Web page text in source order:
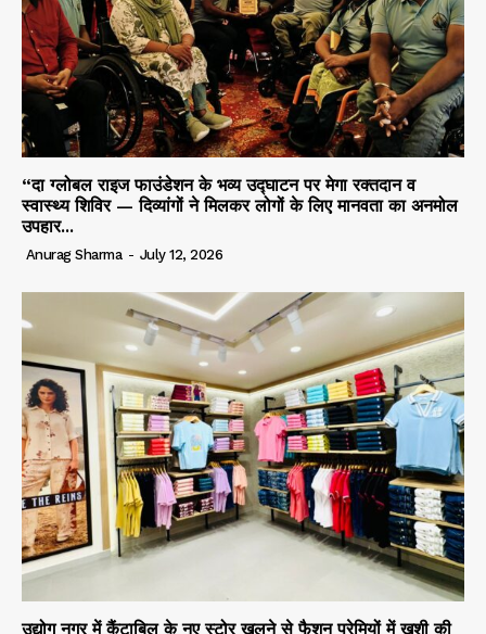
“दा ग्लोबल राइज फाउंडेशन के भव्य उद्घाटन पर मेगा रक्तदान व
स्वास्थ्य शिविर — दिव्यांगों ने मिलकर लोगों के लिए मानवता का अनमोल
उपहार...
Anurag Sharma - July 12, 2026
उद्योग नगर में कैंटाबिल के नए स्टोर खुलने से फैशन प्रेमियों में ख़ुशी की